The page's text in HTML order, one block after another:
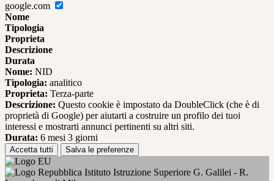
google.com
Nome
Tipologia
Proprieta
Descrizione
Durata
Nome: NID
Tipologia: analitico
Proprieta: Terza-parte
Descrizione: Questo cookie è impostato da DoubleClick (che è di
proprietà di Google) per aiutarti a costruire un profilo dei tuoi
interessi e mostrarti annunci pertinenti su altri siti.
Durata: 6 mesi 3 giorni
Accetta tutti Salva le preferenze
Istituto Istruzione Superiore G. Galilei - R.